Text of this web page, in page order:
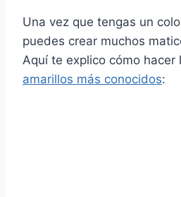
Una vez que tengas un
puedes crear muchos
Aquí te explico cómo hacer
amarillos más conocidos: